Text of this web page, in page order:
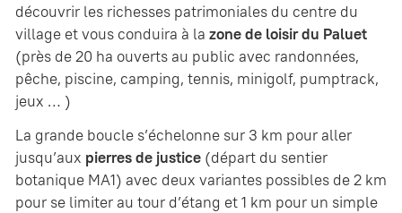
découvrir les richesses patrimoniales du centre du
village et vous conduira à la zone de loisir du Paluet
(près de 20 ha ouverts au public avec randonnées,
pêche, piscine, camping, tennis, minigolf, pumptrack,
jeux … )
La grande boucle s’échelonne sur 3 km pour aller
jusqu’aux pierres de justice (départ du sentier
botanique MA1) avec deux variantes possibles de 2 km
pour se limiter au tour d’étang et 1 km pour un simple